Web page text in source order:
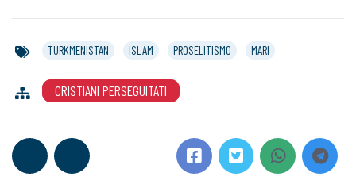
TURKMENISTAN ISLAM PROSELITISMO MARI
CRISTIANI PERSEGUITATI